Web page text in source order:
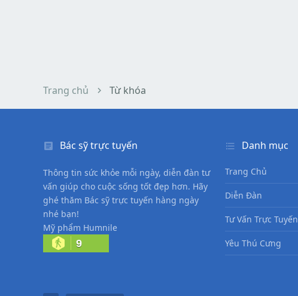
Trang chủ Từ khóa
Bác sỹ trực tuyến
Thông tin sức khỏe mỗi ngày, diễn đàn tư
vấn giúp cho cuộc sống tốt đẹp hơn. Hãy
ghé thăm Bác sỹ trực tuyến hàng ngày
nhé bạn!
Mỹ phẩm Humnile
9
Danh mục
Trang Chủ
Diễn Đàn
Tư Vấn Trực Tuyến
Yêu Thú Cưng